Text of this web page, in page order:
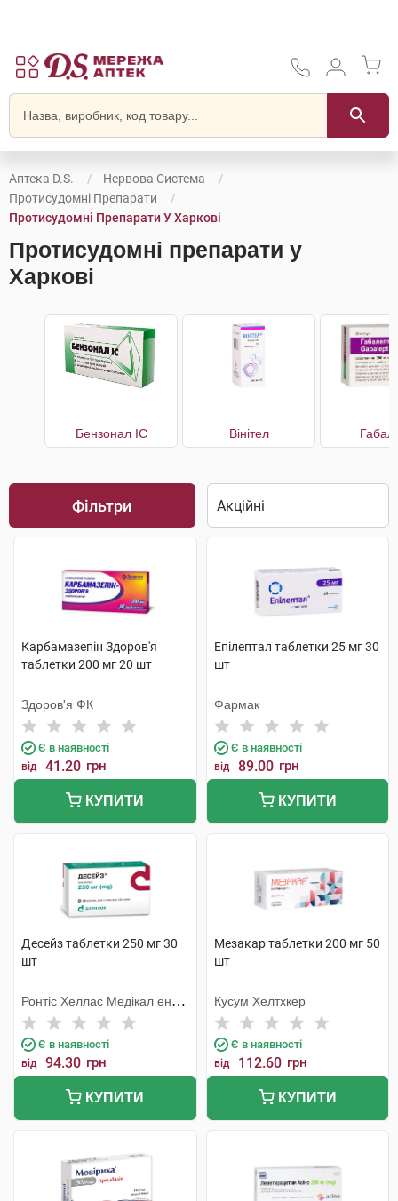
Аптека D.S.
Нервова Система
Протисудомні Препарати
Протисудомні Препарати У Харкові
Протисудомні препарати у
Харкові
Бензонал IC Вінітел
Фільтри
Карбамазепін Здоров'я
таблетки 200 мг 20 шт
Здоров'я ФК
Є в наявності
від 41.20 грн
КУПИТИ
Епілептал таблетки 25 мг 30
шт
Фармак
Є в наявності
від 89.00 грн
КУПИТИ
Десейз таблетки 250 мг 30
шт
Ронтіс Хеллас Медікал енд
Фармасьютікал Продактс
С.А.
Є в наявності
від 94.30 грн
КУПИТИ
Мезакар таблетки 200 мг 50
шт
Кусум Хелтхкер
Є в наявності
від 112.60 грн
КУПИТИ